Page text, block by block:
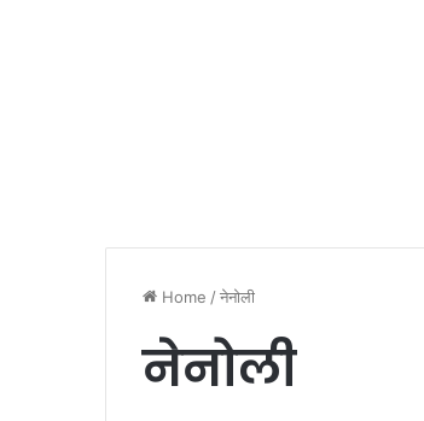
Home /नेनोली
नेनोली